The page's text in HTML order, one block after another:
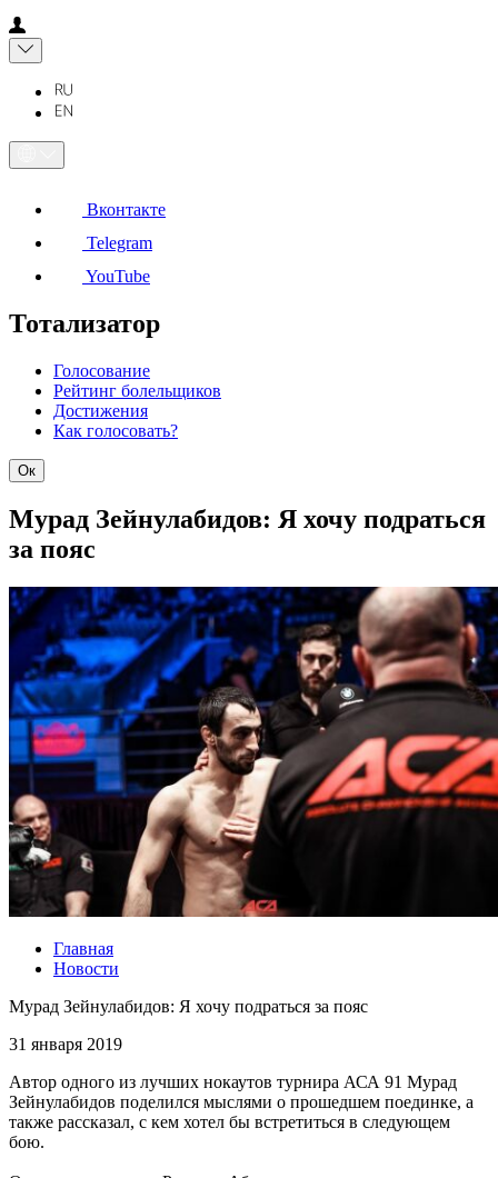
Вконтакте
Telegram
YouTube
Тотализатор
Голосование
Рейтинг болельщиков
Достижения
Как голосовать?
Ок
Мурад Зейнулабидов: Я хочу подраться
за пояс
Главная
Новости
Мурад Зейнулабидов: Я хочу подраться за пояс
31 января 2019
Автор одного из лучших нокаутов турнира АСА 91 Мурад
Зейнулабидов поделился мыслями о прошедшем поединке, а
также рассказал, с кем хотел бы встретиться в следующем
бою.